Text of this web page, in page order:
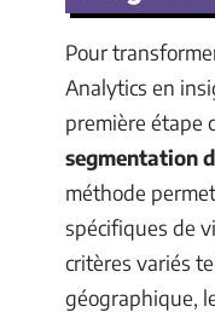
Pour
Analytics en
première étape
segmentation
méthode
spécifiques de
critères variés
géographique,